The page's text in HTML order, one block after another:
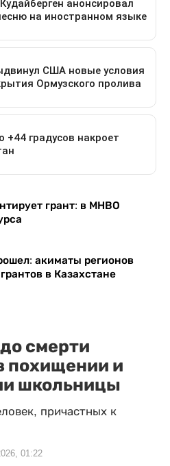
грант: в МНВО
акиматы регионов
в Казахстане
смерти
похищении и
школьницы
причастных к
01:22